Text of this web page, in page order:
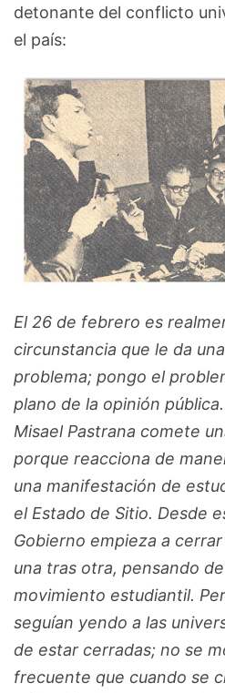
detonante del conflicto
el país:
El 26 de febrero es
circunstancia que le da
problema; pongo el
plano de la opinión
Misael Pastrana comete
porque reacciona de
una manifestación de
el Estado de Sitio. Desde
Gobierno empieza a
una tras otra, pensando
movimiento estudiantil.
seguían yendo a las
de estar cerradas; no se
frecuente que cuando se